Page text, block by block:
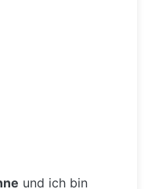
und ich bin